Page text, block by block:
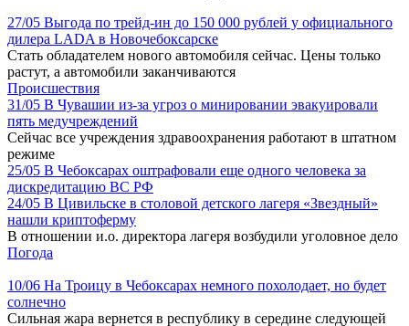
27/05 Выгода по трейд-ин до 150 000 рублей у официального
дилера LADA в Новочебоксарске
Стать обладателем нового автомобиля сейчас. Цены только
растут, а автомобили заканчиваются
Происшествия
31/05 В Чувашии из-за угроз о минировании эвакуировали
пять медучреждений
Сейчас все учреждения здравоохранения работают в штатном
режиме
25/05 В Чебоксарах оштрафовали еще одного человека за
дискредитацию ВС РФ
24/05 В Цивильске в столовой детского лагеря «Звездный»
нашли криптоферму
В отношении и.о. директора лагеря возбудили уголовное дело
Погода
10/06 На Троицу в Чебоксарах немного похолодает, но будет
солнечно
Сильная жара вернется в республику в середине следующей